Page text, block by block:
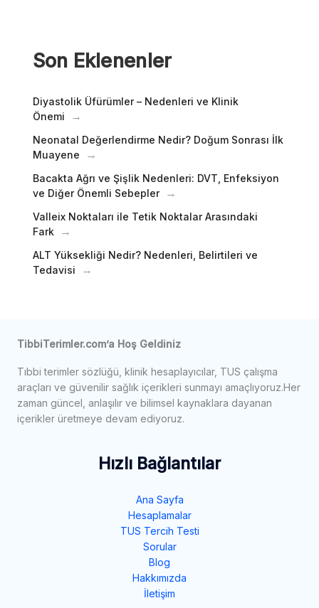
Son Eklenenler
Diyastolik Üfürümler – Nedenleri ve Klinik
Önemi
Neonatal Değerlendirme Nedir? Doğum Sonrası İlk
Muayene
Bacakta Ağrı ve Şişlik Nedenleri: DVT, Enfeksiyon
ve Diğer Önemli Sebepler
Valleix Noktaları ile Tetik Noktalar Arasındaki
Fark
ALT Yüksekliği Nedir? Nedenleri, Belirtileri ve
Tedavisi
TibbiTerimler.com’a Hoş Geldiniz
Tıbbi terimler sözlüğü, klinik hesaplayıcılar, TUS çalışma
araçları ve güvenilir sağlık içerikleri sunmayı amaçlıyoruz.Her
zaman güncel, anlaşılır ve bilimsel kaynaklara dayanan
içerikler üretmeye devam ediyoruz.
Hızlı Bağlantılar
Ana Sayfa
Hesaplamalar
TUS Tercih Testi
Sorular
Blog
Hakkımızda
İletişim